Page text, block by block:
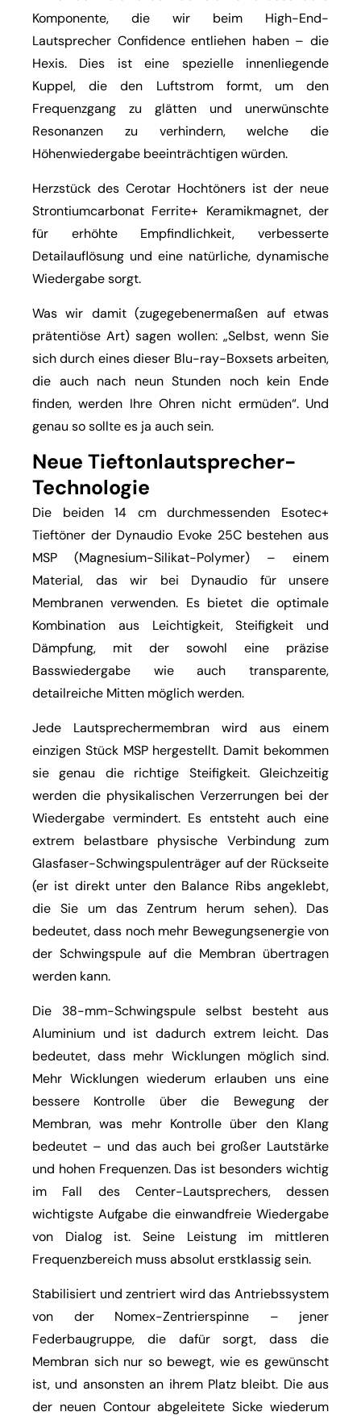
Komponente, die wir beim High-End-
Lautsprecher Confidence entliehen haben – die
Hexis. Dies ist eine spezielle innenliegende
Kuppel, die den Luftstrom formt, um den
Frequenzgang zu glätten und unerwünschte
Resonanzen zu verhindern, welche die
Höhenwiedergabe beeinträchtigen würden.
Herzstück des Cerotar Hochtöners ist der neue
Strontiumcarbonat Ferrite+ Keramikmagnet, der
für erhöhte Empfindlichkeit, verbesserte
Detailauflösung und eine natürliche, dynamische
Wiedergabe sorgt.
Was wir damit (zugegebenermaßen auf etwas
prätentiöse Art) sagen wollen: „Selbst, wenn Sie
sich durch eines dieser Blu-ray-Boxsets arbeiten,
die auch nach neun Stunden noch kein Ende
finden, werden Ihre Ohren nicht ermüden“. Und
genau so sollte es ja auch sein.
Neue Tieftonlautsprecher-
Technologie
Die beiden 14 cm durchmessenden Esotec+
Tieftöner der Dynaudio Evoke 25C bestehen aus
MSP (Magnesium-Silikat-Polymer) – einem
Material, das wir bei Dynaudio für unsere
Membranen verwenden. Es bietet die optimale
Kombination aus Leichtigkeit, Steifigkeit und
Dämpfung, mit der sowohl eine präzise
Basswiedergabe wie auch transparente,
detailreiche Mitten möglich werden.
Jede Lautsprechermembran wird aus einem
einzigen Stück MSP hergestellt. Damit bekommen
sie genau die richtige Steifigkeit. Gleichzeitig
werden die physikalischen Verzerrungen bei der
Wiedergabe vermindert. Es entsteht auch eine
extrem belastbare physische Verbindung zum
Glasfaser-Schwingspulenträger auf der Rückseite
(er ist direkt unter den Balance Ribs angeklebt,
die Sie um das Zentrum herum sehen). Das
bedeutet, dass noch mehr Bewegungsenergie von
der Schwingspule auf die Membran übertragen
werden kann.
Die 38-mm-Schwingspule selbst besteht aus
Aluminium und ist dadurch extrem leicht. Das
bedeutet, dass mehr Wicklungen möglich sind.
Mehr Wicklungen wiederum erlauben uns eine
bessere Kontrolle über die Bewegung der
Membran, was mehr Kontrolle über den Klang
bedeutet – und das auch bei großer Lautstärke
und hohen Frequenzen. Das ist besonders wichtig
im Fall des Center-Lautsprechers, dessen
wichtigste Aufgabe die einwandfreie Wiedergabe
von Dialog ist. Seine Leistung im mittleren
Frequenzbereich muss absolut erstklassig sein.
Stabilisiert und zentriert wird das Antriebssystem
von der Nomex-Zentrierspinne – jener
Federbaugruppe, die dafür sorgt, dass die
Membran sich nur so bewegt, wie es gewünscht
ist, und ansonsten an ihrem Platz bleibt. Die aus
der neuen Contour abgeleitete Sicke wiederum